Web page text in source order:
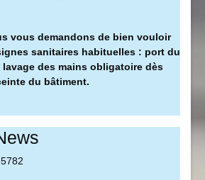
vous demandons de bien vouloir
sanitaires habituelles : port du
lavage des mains obligatoire dès
du bâtiment.